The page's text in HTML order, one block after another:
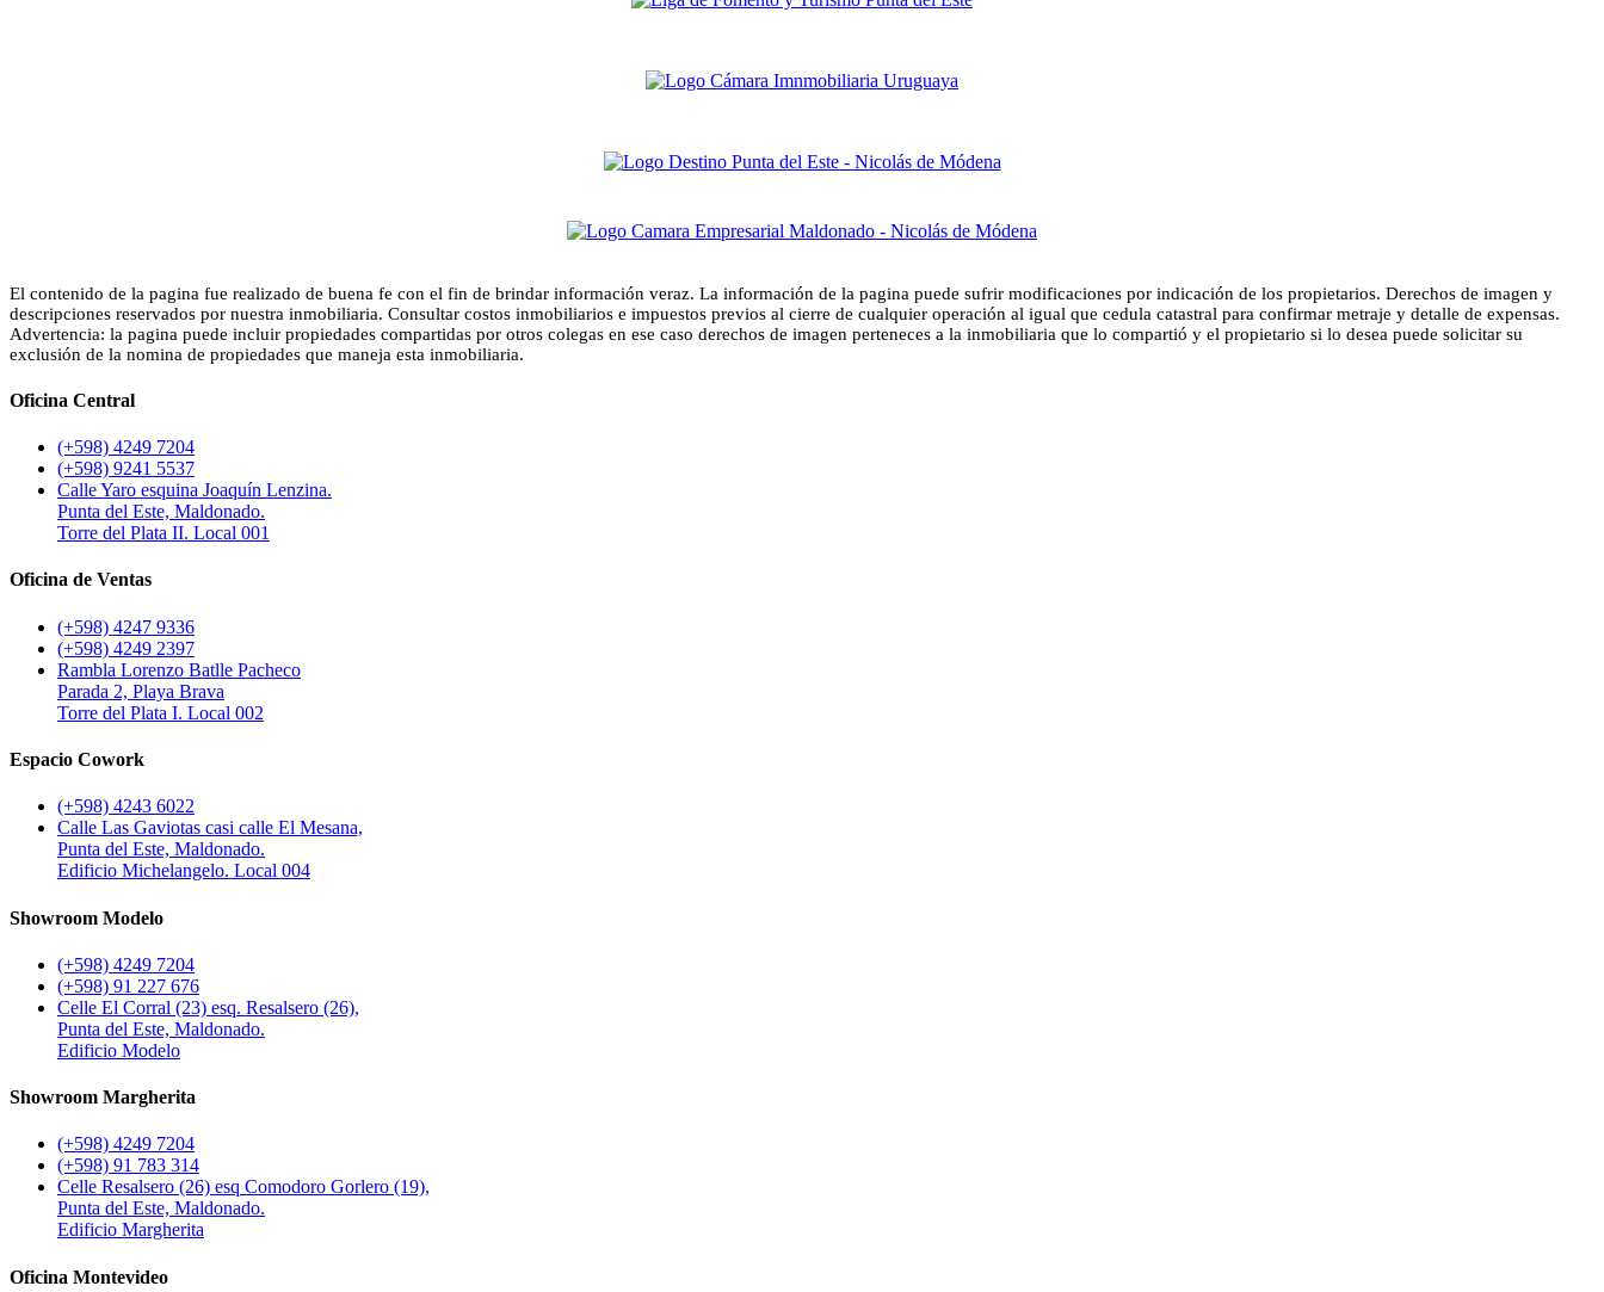
El contenido de la pagina fue realizado de buena fe con el fin de brindar información veraz. La información de la pagina puede sufrir modificaciones por indicación de los propietarios. Derechos de imagen y
descripciones reservados por nuestra inmobiliaria. Consultar costos inmobiliarios e impuestos previos al cierre de cualquier operación al igual que cedula catastral para confirmar metraje y detalle de expensas.
Advertencia: la pagina puede incluir propiedades compartidas por otros colegas en ese caso derechos de imagen perteneces a la inmobiliaria que lo compartió y el propietario si lo desea puede solicitar su
exclusión de la nomina de propiedades que maneja esta inmobiliaria.
Oficina Central
(+598) 4249 7204
(+598) 9241 5537
Calle Yaro esquina Joaquín Lenzina.
Punta del Este, Maldonado.
Torre del Plata II. Local 001
Oficina de Ventas
(+598) 4247 9336
(+598) 4249 2397
Rambla Lorenzo Batlle Pacheco
Parada 2, Playa Brava
Torre del Plata I. Local 002
Espacio Cowork
(+598) 4243 6022
Calle Las Gaviotas casi calle El Mesana,
Punta del Este, Maldonado.
Edificio Michelangelo. Local 004
Showroom Modelo
(+598) 4249 7204
(+598) 91 227 676
Celle El Corral (23) esq. Resalsero (26),
Punta del Este, Maldonado.
Edificio Modelo
Showroom Margherita
(+598) 4249 7204
(+598) 91 783 314
Celle Resalsero (26) esq Comodoro Gorlero (19),
Punta del Este, Maldonado.
Edificio Margherita
Oficina Montevideo